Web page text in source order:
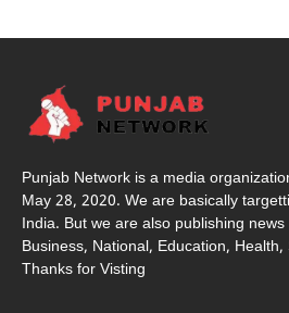
Punjab Network is a media
May 28, 2020. We are basically
India. But we are also publishing
Business, National, Education, Health,
Thanks for Visting